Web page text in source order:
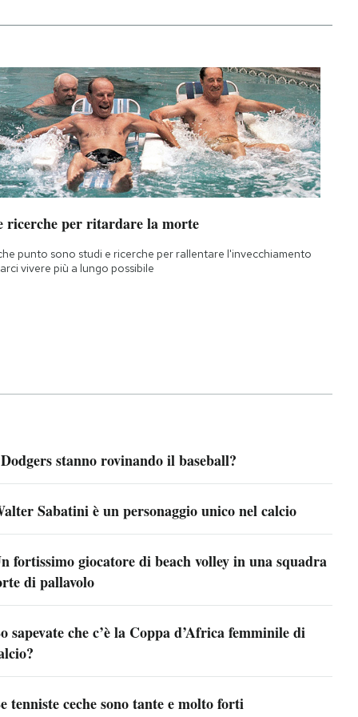
ricerche per ritardare la morte
punto sono studi e ricerche per rallentare l'invecchiamento
vivere più a lungo possibile
stanno rovinando il baseball?
Sabatini è un personaggio unico nel calcio
fortissimo giocatore di beach volley in una squadra
di pallavolo
sapevate che c’è la Coppa d’Africa femminile di
tenniste ceche sono tante e molto forti